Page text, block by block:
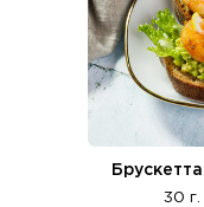
30 г.